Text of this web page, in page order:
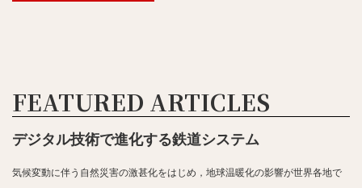
FEATURED ARTICLES
デジタル技術で進化する鉄道システム
気候変動に伴う自然災害の激甚化をはじめ，地球温暖化の影響が世界各地で